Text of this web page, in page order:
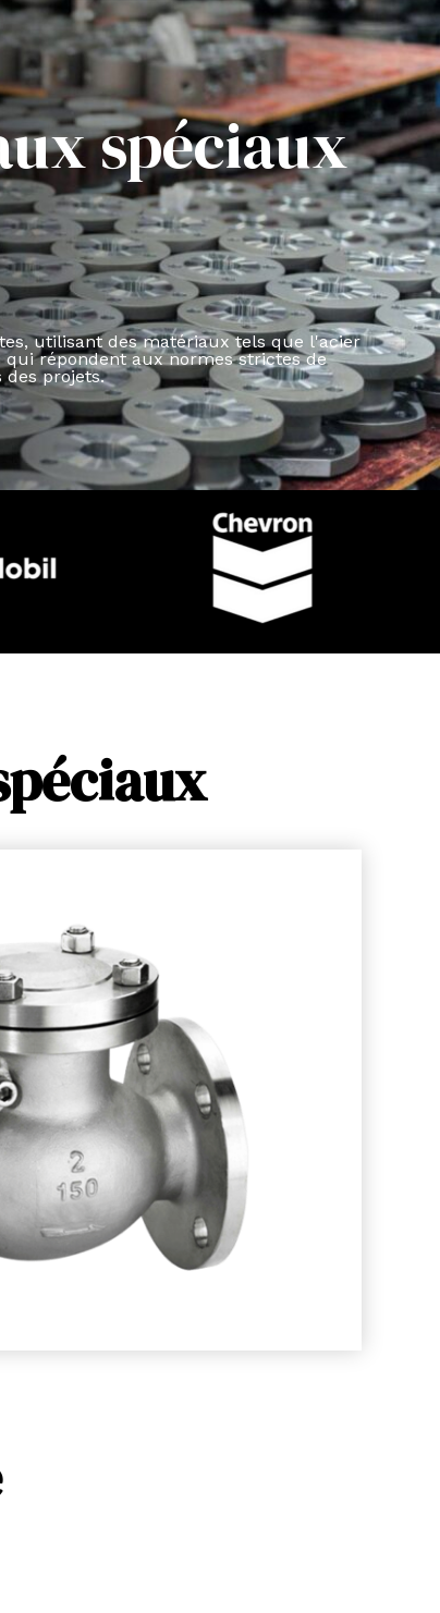
spéciaux
utilisant des matériaux tels que l'acier
qui répondent aux normes strictes de
projets.